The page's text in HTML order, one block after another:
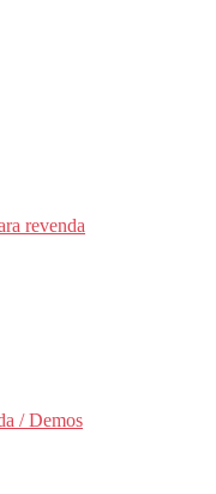
revenda
/ Demos